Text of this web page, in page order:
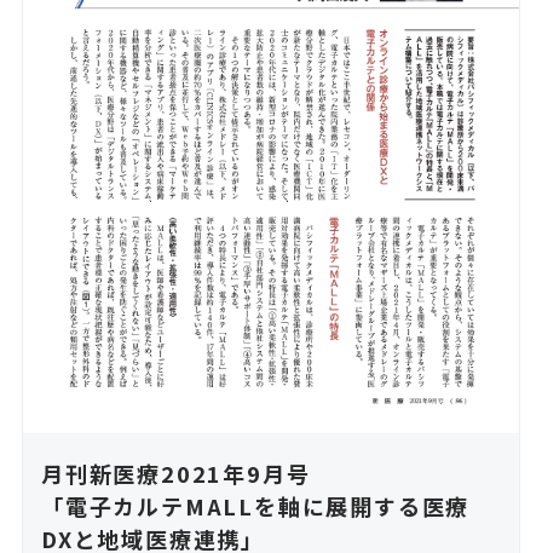
月刊新医療2021年9月号
「電子カルテMALLを軸に展開する医療
DXと地域医療連携」